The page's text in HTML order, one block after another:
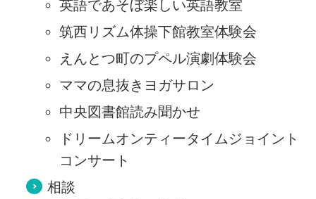
英語であそぼ楽しい英語教室
筑西リズム体操下館教室体験会
えんとつ町のプペル演劇体験会
ママの息抜きヨガサロン
中央図書館読み聞かせ
ドリームオンティータイムジョイント
コンサート
相談